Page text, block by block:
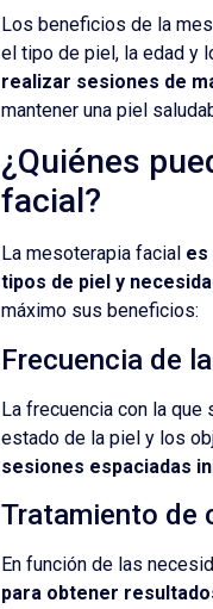
Los beneficios de la
el tipo de piel, la edad y
realizar sesiones de
mantener una piel
¿Quiénes
facial?
La mesoterapia facial es
tipos de piel y
máximo sus beneficios:
Frecuencia de
La frecuencia con la
estado de la piel y los
sesiones espaciadas
Tratamiento de
En función de las
para obtener